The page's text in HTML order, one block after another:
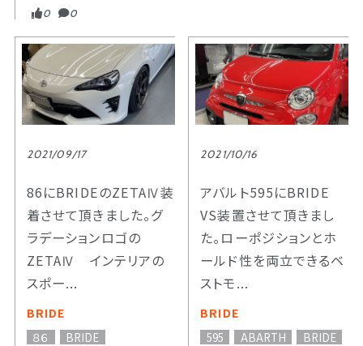
0 0
2021/09/17
86にBRIDEのZETAⅣ装
着させて頂きました。グ
ラデーションロゴの
ZETAⅣ インテリアの
スポー...
BRIDE
８６
BRIDE
2021/10/16
アバルト595にBRIDE
VS装置させて頂きまし
た。ローポジションとホ
ールド性を両立できるベ
ストモ...
BRIDE
595
ABARTH BRIDE